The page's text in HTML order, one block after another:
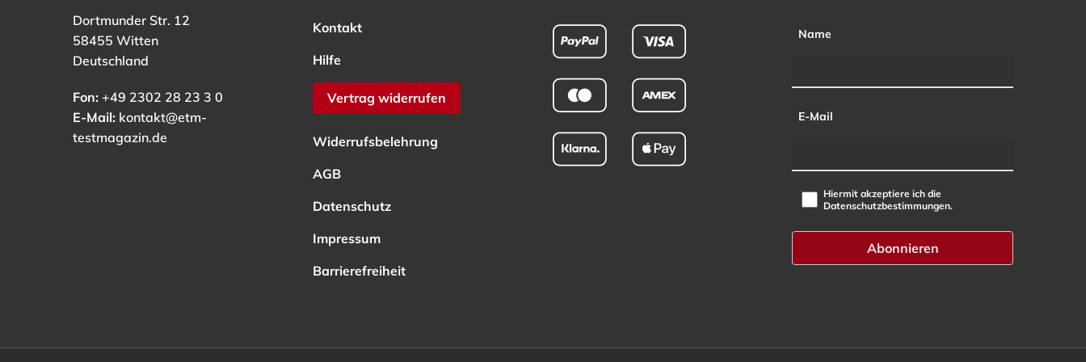
Dortmunder Str. 12
58455 Witten
Deutschland
Fon: +49 2302 28 23 3 0
E-Mail: kontakt@etm-
testmagazin.de
Kontakt
Hilfe
Vertrag widerrufen
Widerrufsbelehrung
AGB
Datenschutz
Impressum
Barrierefreiheit
Name
E-Mail
Hiermit akzeptiere ich die
Datenschutzbestimmungen.